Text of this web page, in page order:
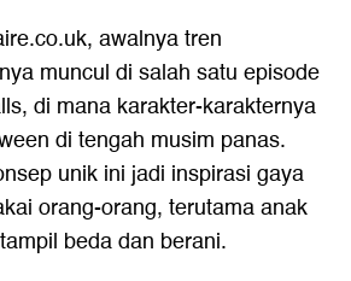
awalnya tren
muncul di salah satu episode
di mana karakter-karakternya
di tengah musim panas.
unik ini jadi inspirasi gaya
orang-orang, terutama anak
beda dan berani.